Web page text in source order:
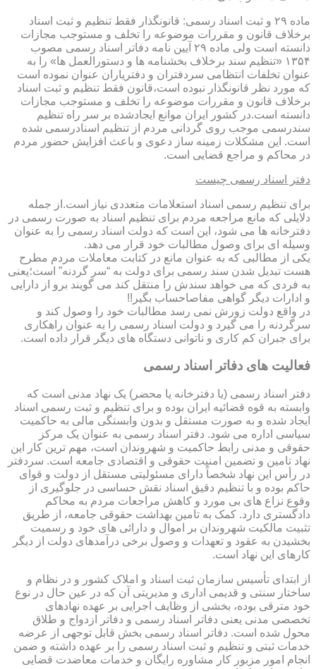
ماده ۲۹ و ثبت اسناد رسمی: قانونگذار فقط تنظیم و ثبت اسناد
برخلاف قانون و مقررات موضوعه را تخلف و مستوجب مجازات
دانسته است ولی ماده ۲۹ آیین نامه دفاتر اسناد رسمی مصوب
۱۳۵۴ «تنظیم سند برخلاف بخشنامه ها و دستورالعمل ها» را به
عنوان تخلفات انتظامی سردفتران و دفتریاران عنوان نموده است
که مورد نظر قانونگذار نبوده است،قانون فقط تنظیم و ثبت اسناد
برخلاف قانون و مقررات موضوعه را تخلف و مستوجب مجازات
دانسته است.در کشور ایران موانع ایجادشده بر سر راه تنظیم
سندرسمی موجب روی گردانی مردم از تنظیم اسنادرسمی شده
است. این مشکلات زمینه ساز دعوی و باعث افزایش حضور مردم
در محاکم و مراجع قضایی است.
دفتر اسناد رسمی چیست
برای تنظیم رسمی اسناد استعلامات متعددی نیاز است.از جمله
دلایلی که مانع مراجعه مردم برای تنظیم اسناد به صورت رسمی در
دفترخانه ها می شود، این است که دولت اسناد رسمی را به عنوان
وسیله ای برای وصول مطالبات خود قرار می دهد.
یکی از مطالبی که به عنوان مانع در کتابت معاملات مردم مطرح
هست تبدیل شدن سند رسمی برای دولت به “سر گردنه” است؛یعنی
به فردی که می خواهد سندش را منتقل کند می گویند برو از دارایی
و ادارات دیگر گواهی مفاصاحساب بگیر!!
در واقع دولت زورش نمی رسد مطالبات خود را وصول کند و
سرگردنه را می گیرد و دولت اسناد رسمی را به عنوان راهکاری
برای جبران کم کاری و ناتوانی دستگاه های دیگر قرار داده است.
فعالیت های دفاتر اسناد رسمی
دفتر اسناد رسمی (یا دفترخانه یا محضر) یک نهاد مدنی است که
وابسته به قوه قضائیه ایران بوده و برای تنظیم و ثبت رسمی اسناد
ایجاد شده و به صورت مستقل و بدون وابستگی مالی به حاکمیت
سیاسی اداره می شود. دفتر اسناد رسمی به عنوان یک مرکز
حقوقی و مدنی رابط حاکمیت و شهروندان است، مهم ترین کار این
نهاد تامین و تضمین امنیت حقوقی و اقتصادی جامعه است. سردفتر
در رأس این نهاد شخصاً دارای مسئولیتی مستقل از دولت و قوای
حاکم بوده و با تنظیم دقیق اسناد نقش حساسی در جلوگیری از
وقوع نزاع های بی مورد و کاهش مراجعات مردم به محاکم
دادگستری دارد. کمک به تامین بهداشت حقوقی جامعه، از طریق
تثبیت مالکیت شهروندان بر اموال و دارائی های خود و رسمیت
بخشیدن به عقود و تعهدات و وصول برخی درآمدهای دولت از دیگر
کارهای این نهاد است.
از ابتدای تأسیس سازمان ثبت اسناد و املاک کشور و در نظام و
ساختار سنتی و قدیمی اداری و مدیریتی آن که در عین حال در نوع
خود مترقی بوده، بخشی از وظایف اجرایی بر عهده نهادهای
تخصصی مدنی یعنی دفاتر اسناد رسمی و دفاتر ازدواج و طلاق
محول شده است. دفاتر اسناد رسمی بخش قابل توجهی از عرضه
خدمات ثبتی و تنظیم و ثبت اسناد رسمی را بر عهده داشته و ضمن
انجام امور مزبور کار مشاوره رایگان و خدمات معاضدت قضایی